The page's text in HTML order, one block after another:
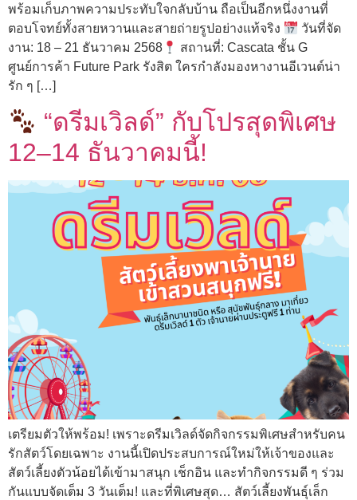
พร้อมเก็บภาพความประทับใจกลับบ้าน ถือเป็นอีกหนึ่งงานที่
ตอบโจทย์ทั้งสายหวานและสายถ่ายรูปอย่างแท้จริง
วันที่จัด
งาน: 18 – 21 ธันวาคม 2568
สถานที่: Cascata ชั้น G
ศูนย์การค้า Future Park รังสิต ใครกำลังมองหางานอีเวนต์น่า
รัก ๆ […]
“ดรีมเวิลด์” กับโปรสุดพิเศษ
12–14 ธันวาคมนี้!
เตรียมตัวให้พร้อม! เพราะดรีมเวิลด์จัดกิจกรรมพิเศษสำหรับคน
รักสัตว์โดยเฉพาะ งานนี้เปิดประสบการณ์ใหม่ให้เจ้าของและ
สัตว์เลี้ยงตัวน้อยได้เข้ามาสนุก เช็กอิน และทำกิจกรรมดี ๆ ร่วม
กันแบบจัดเต็ม 3 วันเต็ม! และที่พิเศษสุด… สัตว์เลี้ยงพันธุ์เล็ก